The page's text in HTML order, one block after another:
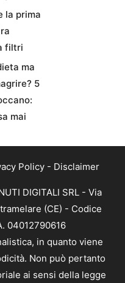
la prima
filtri
ma
5
mai
Policy - Disclaimer
DIGITALI SRL - Via
(CE) - Codice
04012790616
in quanto viene
Non può pertanto
ai sensi della legge